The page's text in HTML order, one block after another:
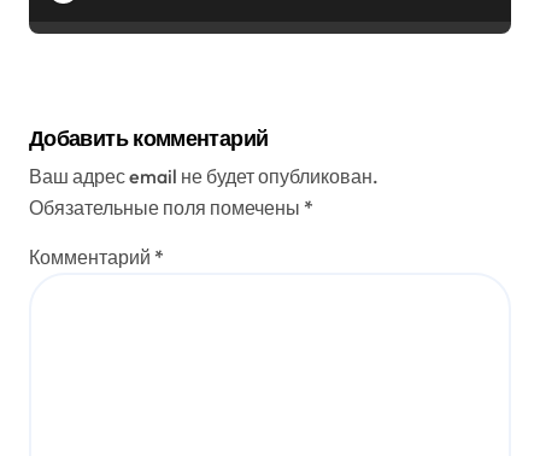
Добавить комментарий
Ваш адрес email не будет опубликован.
Обязательные поля помечены *
Комментарий *